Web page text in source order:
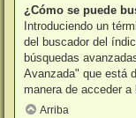
¿Cómo se puede
Introduciendo un
del buscador del
búsquedas
Avanzada" que está
manera de acceder a
Arriba